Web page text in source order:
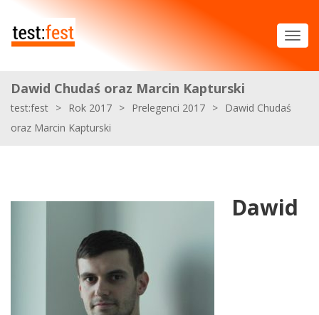
Dawid Chudaś oraz Marcin Kapturski
test:fest > Rok 2017 > Prelegenci 2017 > Dawid Chudaś
oraz Marcin Kapturski
Dawid